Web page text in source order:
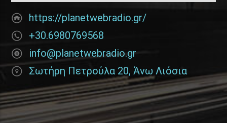
https://planetwebradio.gr/
+30.6980769568
info@planetwebradio.gr
Σωτήρη Πετρούλα 20, Άνω Λιόσια